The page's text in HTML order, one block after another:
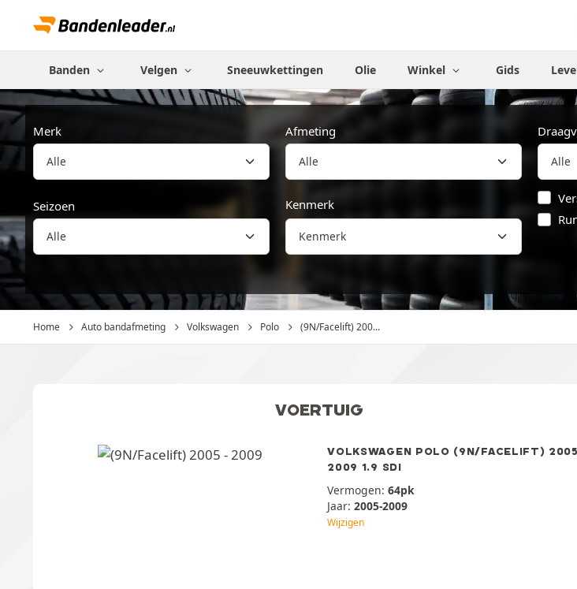
Banden Velgen Sneeuwkettingen Olie Winkel Gids
Merk
Alle
Afmeting
Seizoen Kenmerk
Kenmerk
Home Auto bandafmeting Volkswagen Polo (9N/Facelift) 200...
VOERTUIG
VOLKSWAGEN POLO (9N/FACELIFT)
2009 1.9 SDI
Vermogen:64pk
Jaar:2005-2009
Wijzigen